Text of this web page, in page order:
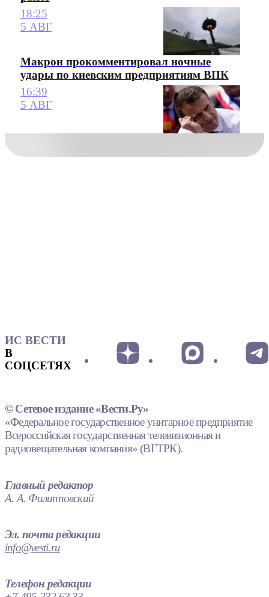
18:25
5 АВГ
Макрон прокомментировал ночные
удары по киевским предприятиям ВПК
16:39
5 АВГ
ИС ВЕСТИ
В
СОЦСЕТЯХ
© Сетевое издание «Вести.Ру»
«Федеральное государственное унитарное предприятие
Всероссийская государственная телевизионная и
радиовещательная компания» (ВГТРК).
Главный редактор
А. А. Филипповский
Эл. почта редакции
info@vesti.ru
Телефон редакции